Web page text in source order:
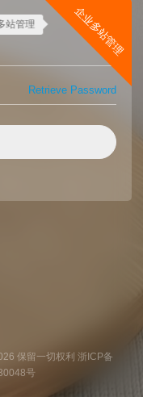
Retrieve Password
企业多站管理
站管理
保留一切权利 浙ICP备
号